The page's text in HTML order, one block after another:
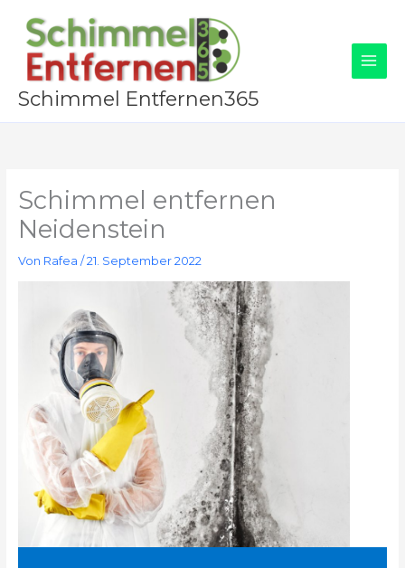
Inhalt
springen
Schimmel Entfernen365
Schimmel entfernen
Neidenstein
Von Rafea /21. September 2022